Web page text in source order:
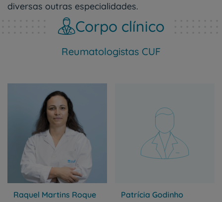
diversas outras especialidades.
Corpo clínico
Reumatologistas CUF
Raquel Martins Roque
Patrícia Godinho